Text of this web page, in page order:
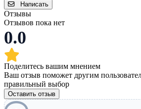
Написать
Отзывы
Отзывов пока нет
0.0
Поделитесь вашим мнением
Ваш отзыв поможет другим
правильный выбор
Оставить отзыв